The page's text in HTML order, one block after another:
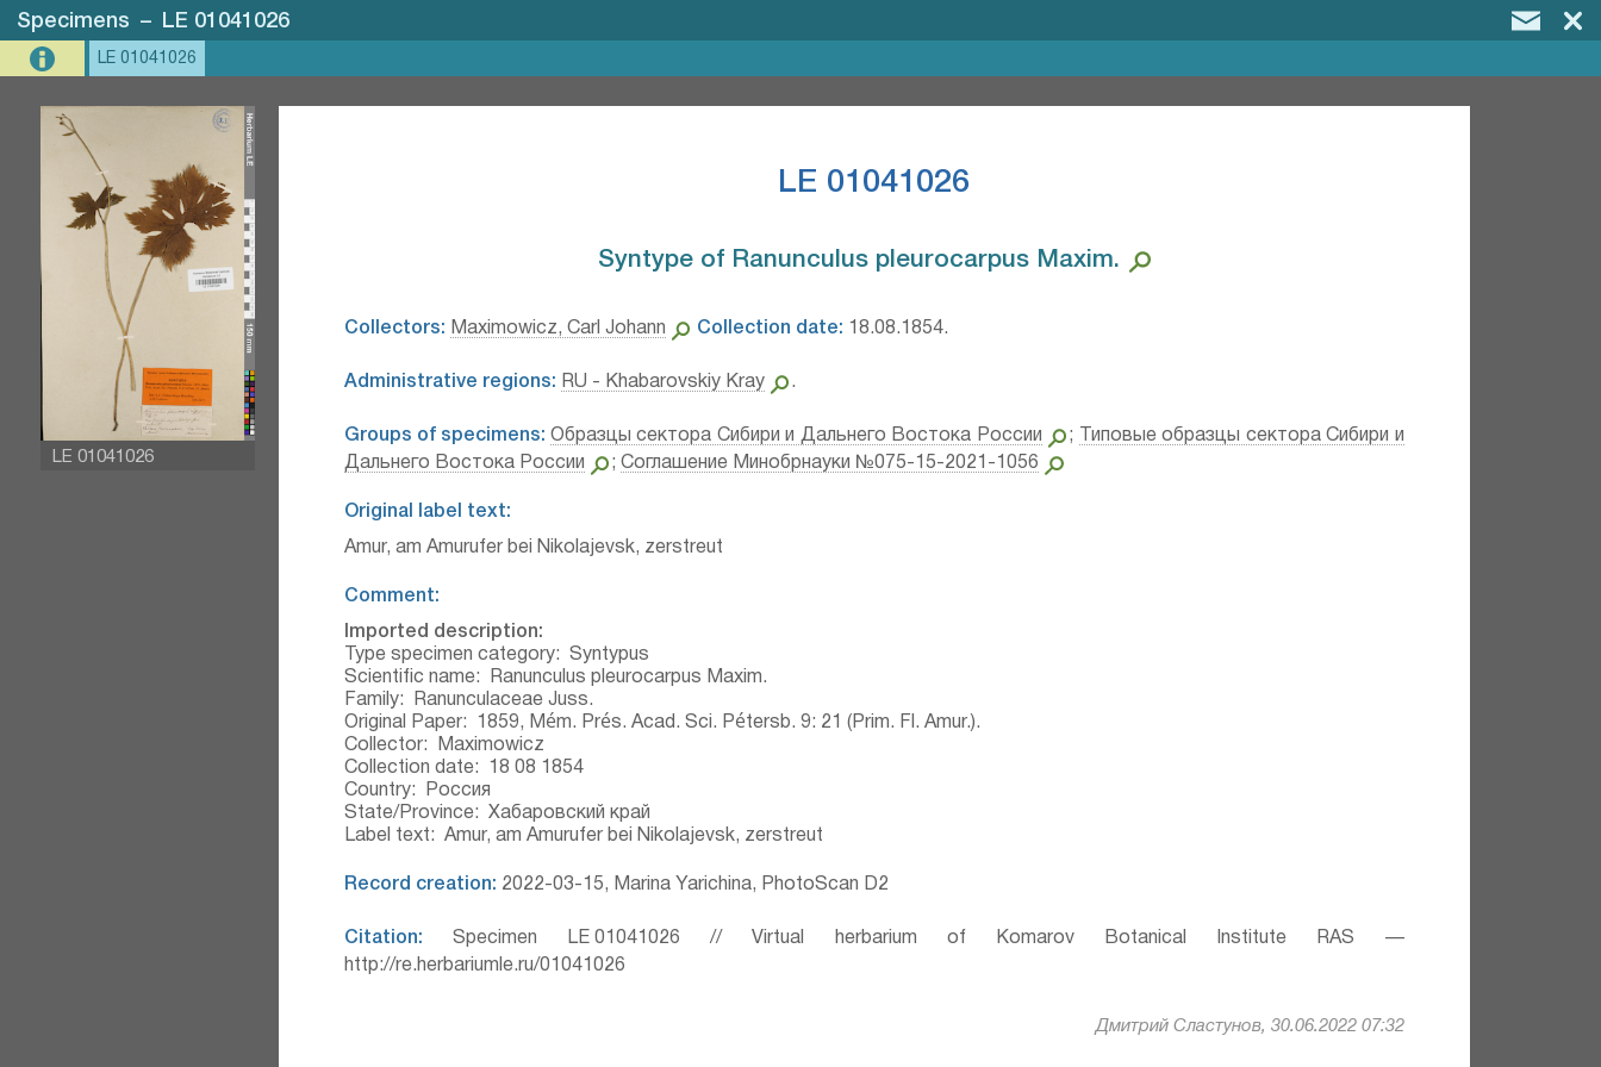
Specimens – LE 01041026
LE 01041026
LE 01041026
LE 01041026
Syntype of Ranunculus pleurocarpus Maxim.⁣
Collectors: Maximowicz, Carl Johann Collection date: 18.08.1854.
Administrative regions: RU - Khabarovskiy Kray .
Groups of specimens: Образцы сектора Сибири и Дальнего Востока России ;
Типовые образцы сектора Сибири и
Дальнего Востока России
;Соглашение Минобрнауки №075-15-2021-1056
Original label text:
Amur, am Amurufer bei Nikolajevsk, zerstreut
Comment:
Imported description:
Type specimen category: Syntypus
Scientific name:
Ranunculus pleurocarpus Maxim.
Family:
Ranunculaceae Juss.
Original Paper:
1859, Mém. Prés. Acad. Sci. Pétersb. 9: 21 (Prim. Fl. Amur.).
Collector:
Maximowicz
Collection date:
18 08 1854
Country:
Россия
State/Province: Хабаровский край
Label text: Amur, am Amurufer bei Nikolajevsk, zerstreut
Record creation: 2022-03-15, Marina Yarichina, PhotoScan D2
Citation: Specimen LE 01041026 // Virtual herbarium of Komarov Botanical Institute RAS —
http://re.herbariumle.ru/01041026
Дмитрий Сластунов, 30.06.2022 07:32